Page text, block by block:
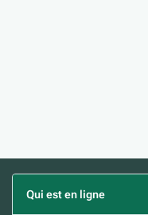
Qui est en ligne